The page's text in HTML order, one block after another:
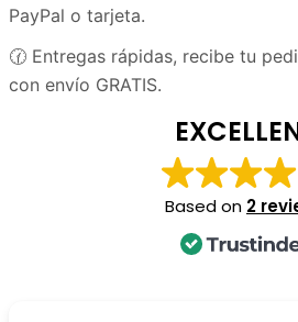
PayPal o tarjeta.
🕜 Entregas rápidas, recibe tu
con envío GRATIS.
Based on 2